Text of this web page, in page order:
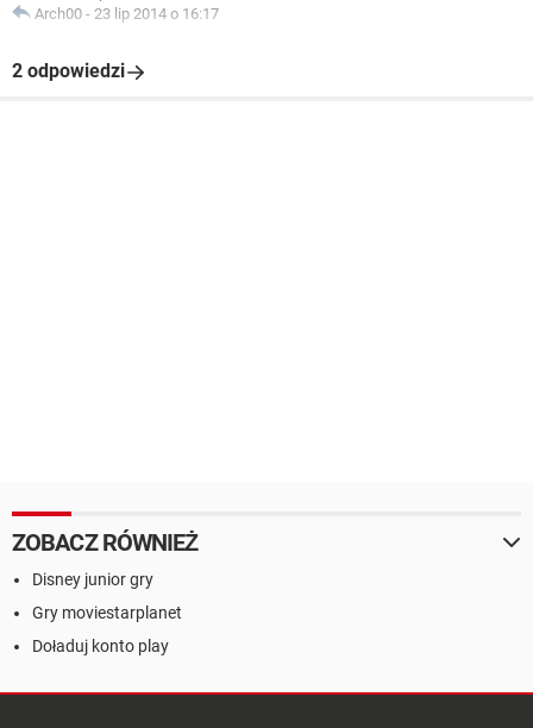
Arch00 - 23 lip 2014 o 16:17
2 odpowiedzi
ZOBACZ RÓWNIEŻ
Disney junior gry
Gry moviestarplanet
Doładuj konto play